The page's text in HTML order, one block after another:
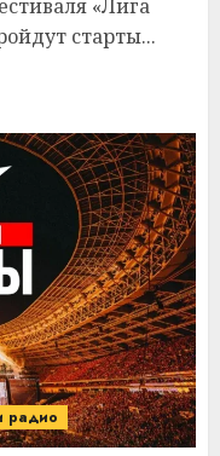
«Лига
старты...
радио